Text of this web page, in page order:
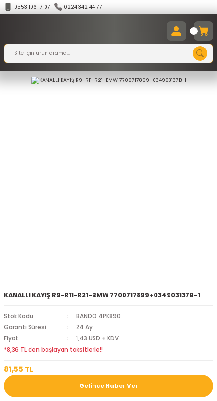
0553 196 17 07 0224 342 44 77
KANALLI KAYIŞ R9-R11-R21-BMW 7700717899+034903137B-1
Stok Kodu
BANDO 4PK890
Garanti Süresi
24 Ay
Fiyat
1,43 USD + KDV
*8,36 TL den başlayan taksitlerle!!
81,55 TL
Gelince Haber Ver